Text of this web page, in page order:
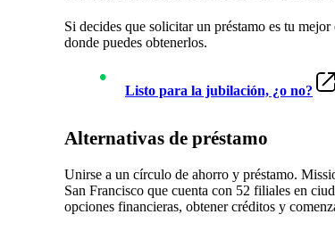
Si decides que solicitar un préstamo es tu
donde puedes obtenerlos.
Listo para la jubilación, ¿o no?
Alternativas de préstamo
Unirse a un círculo de ahorro y préstamo.
San Francisco que cuenta con 52 filiales en
opciones financieras, obtener créditos y